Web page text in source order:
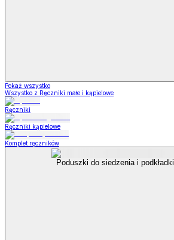
Pokaż wszystko
Wszystko z Ręczniki małe i kąpielowe
Ręczniki
Ręczniki kąpielowe
Komplet ręczników
Poduszki do siedzenia i